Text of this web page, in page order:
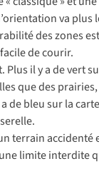
va
des zones
de courir.
Plus il y a de vert
que des
a de bleu sur la
terrain accidenté
limite interdite